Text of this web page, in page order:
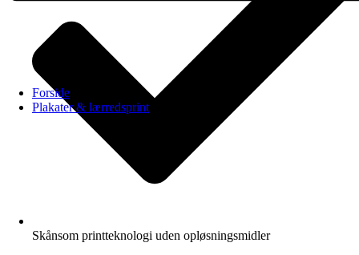
Forside
Plakater & lærredsprint
Skånsom printteknologi uden opløsningsmidler